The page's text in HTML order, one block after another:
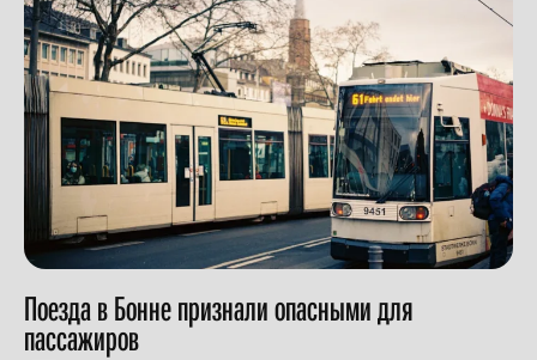
Поезда в Бонне признали опасными для
пассажиров